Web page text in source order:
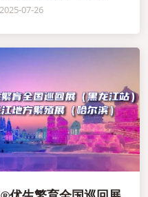
07-26